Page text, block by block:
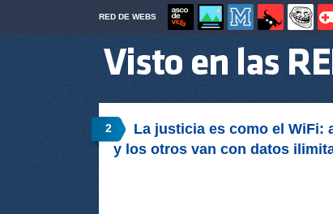
RED DE WEBS
2
La justicia es como el WiFi:
y los otros van con datos